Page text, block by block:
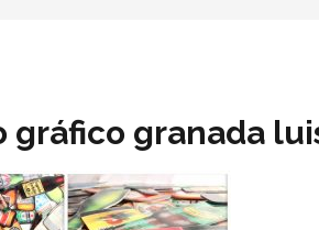
gráfico granada